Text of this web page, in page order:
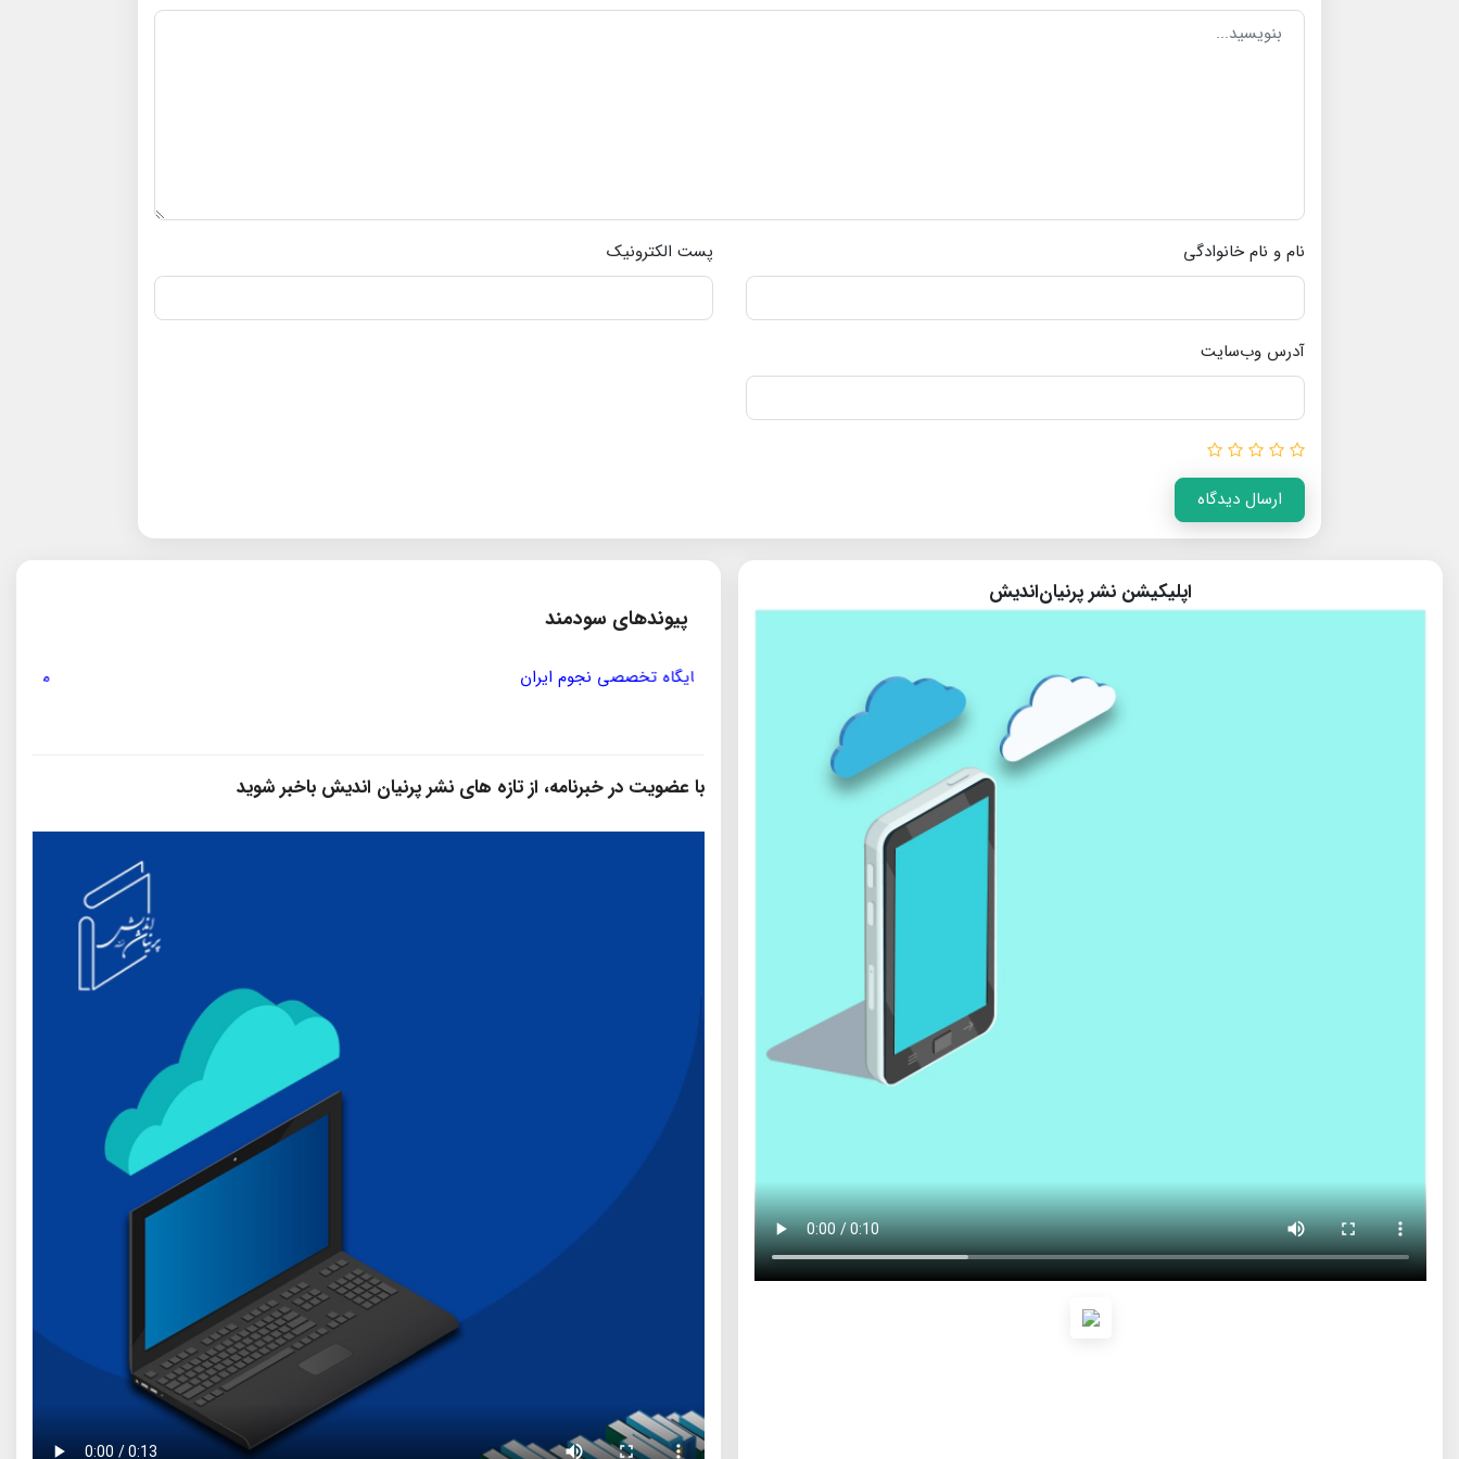
نام و نام خانوادگی پست الکترونیک
آدرس وب‌سایت
ارسال دیدگاه
اپلیکیشن نشر پرنیان‌اندیش
پیوندهای سودمند
مؤسسه ی پژوهشی حکمت و فلسفه ی ایران
با عضویت در خبرنامه، از تازه‌ های نشر پرنیان‌ اندیش باخبر شوید